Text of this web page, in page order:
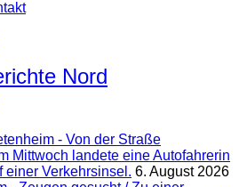
Nord
- Von der Straße
Mittwoch landete eine Autofahrerin
einer Verkehrsinsel. 6. August 2026